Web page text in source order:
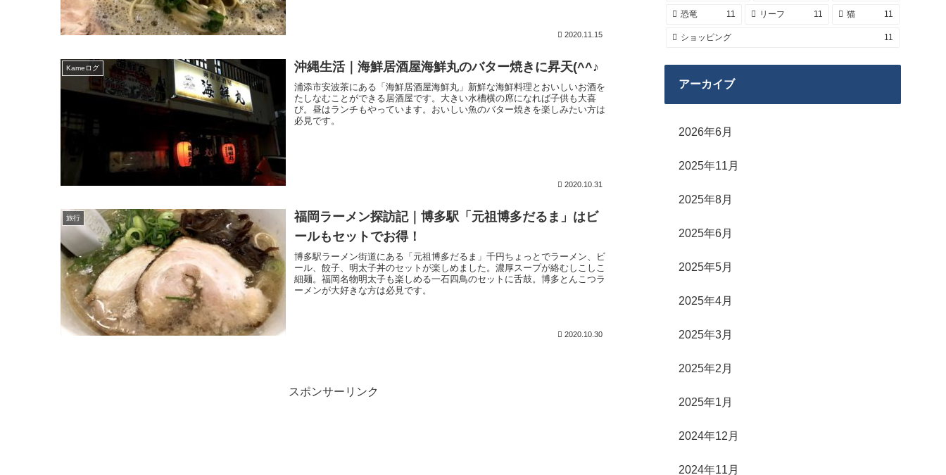
2020.11.15
Kameログ 沖縄生活｜海鮮居酒屋海鮮丸のバター焼きに昇天(^^♪
浦添市安波茶にある「海鮮居酒屋海鮮丸」新鮮な海鮮料理とおいしいお酒を
たしなむことができる居酒屋です。大きい水槽横の席になれば子供も大喜
び。昼はランチもやっています。おいしい魚のバター焼きを楽しみたい方は
必見です。
2020.10.31
旅行
福岡ラーメン探訪記｜博多駅「元祖博多だるま」はビ
ールもセットでお得！
博多駅ラーメン街道にある「元祖博多だるま」千円ちょっとでラーメン、ビ
ール、餃子、明太子丼のセットが楽しめました。濃厚スープが絡むしこしこ
細麺。福岡名物明太子も楽しめる一石四鳥のセットに舌鼓。博多とんこつラ
ーメンが大好きな方は必見です。
2020.10.30
スポンサーリンク
恐竜 11 リーフ 11 猫 11
ショッピング 11
アーカイブ
2026年6月
2025年11月
2025年8月
2025年6月
2025年5月
2025年4月
2025年3月
2025年2月
2025年1月
2024年12月
2024年11月